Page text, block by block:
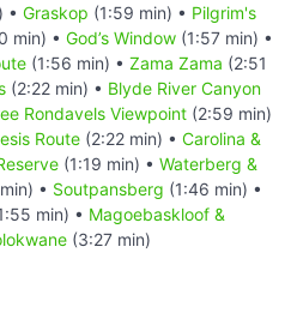
• Graskop (1:59 min) • Pilgrim's
min) • God’s Window (1:57 min) •
(1:56 min) • Zama Zama (2:51
(2:22 min) • Blyde River Canyon
Rondavels Viewpoint (2:59 min)
Route (2:22 min) • Carolina &
(1:19 min) • Waterberg &
• Soutpansberg (1:46 min) •
min) • Magoebaskloof &
(3:27 min)